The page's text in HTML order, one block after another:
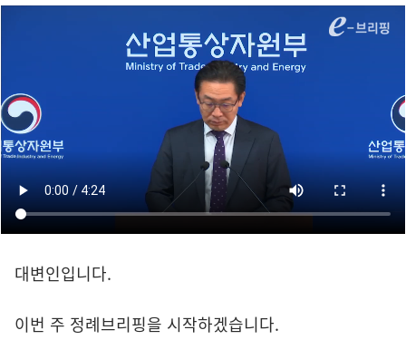
대변인입니다.
이번 주 정례브리핑을 시작하겠습니다.